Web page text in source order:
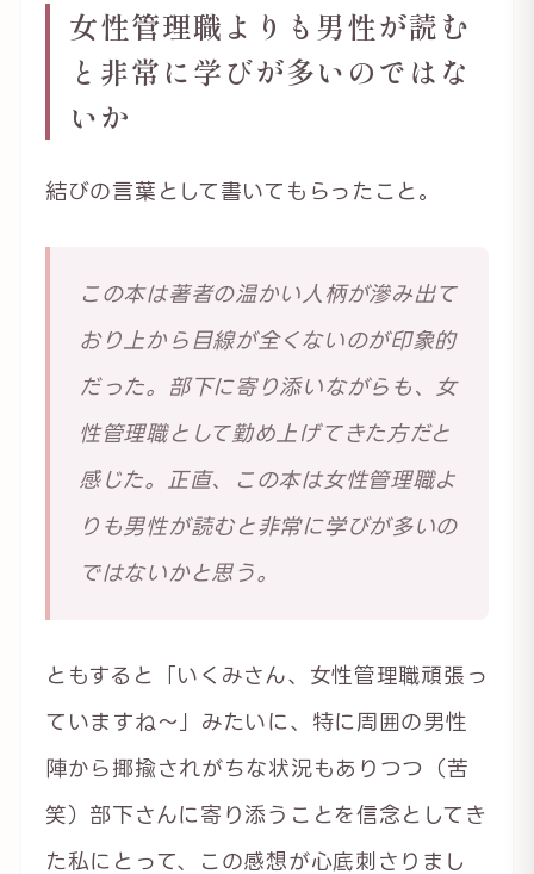
女性管理職よりも男性が読む
と非常に学びが多いのではな
いか
結びの言葉として書いてもらったこと。
この本は著者の温かい人柄が滲み出て
おり上から目線が全くないのが印象的
だった。部下に寄り添いながらも、女
性管理職として勤め上げてきた方だと
感じた。正直、この本は女性管理職よ
りも男性が読むと非常に学びが多いの
ではないかと思う。
ともすると「いくみさん、女性管理職頑張っ
ていますね〜」みたいに、特に周囲の男性
陣から揶揄されがちな状況もありつつ（苦
笑）部下さんに寄り添うことを信念としてき
た私にとって、この感想が心底刺さりまし